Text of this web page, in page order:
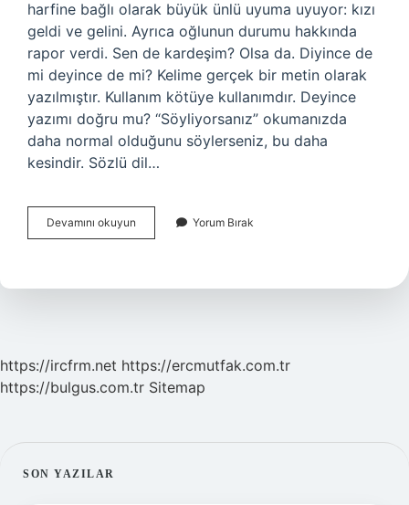
harfine bağlı olarak büyük ünlü uyuma uyuyor: kızı
geldi ve gelini. Ayrıca oğlunun durumu hakkında
rapor verdi. Sen de kardeşim? Olsa da. Diyince de
mi deyince de mi? Kelime gerçek bir metin olarak
yazılmıştır. Kullanım kötüye kullanımdır. Deyince
yazımı doğru mu? “Söyliyorsanız” okumanızda
daha normal olduğunu söylerseniz, bu daha
kesindir. Sözlü dil…
Devamını okuyun Deyince
De
Yorum Bırak
https://ircfrm.net https://ercmutfak.com.tr
https://bulgus.com.tr Sitemap
SIDEBAR
SON YAZILAR